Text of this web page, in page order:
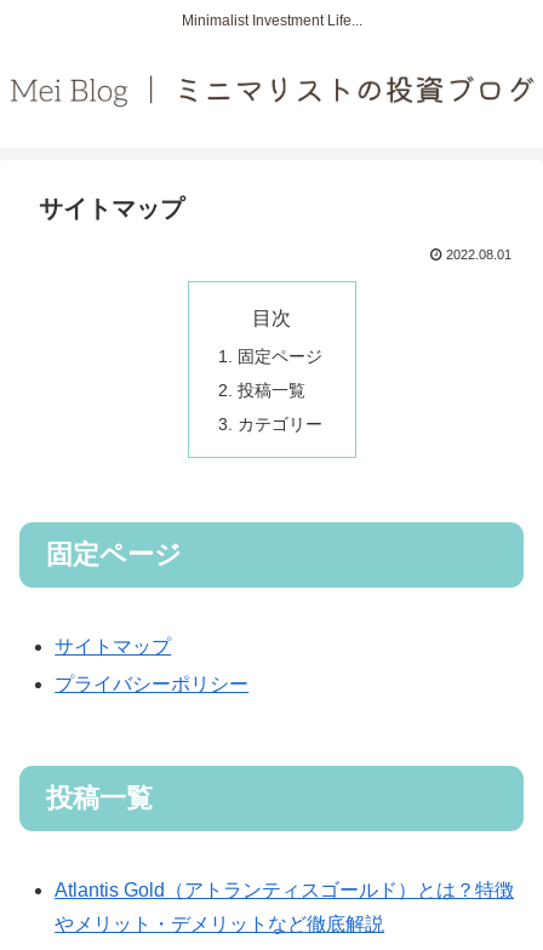
Minimalist Investment Life...
サイトマップ
2022.08.01
目次
固定ページ
投稿一覧
カテゴリー
固定ページ
サイトマップ
プライバシーポリシー
投稿一覧
Atlantis Gold（アトランティスゴールド）とは？特徴
やメリット・デメリットなど徹底解説